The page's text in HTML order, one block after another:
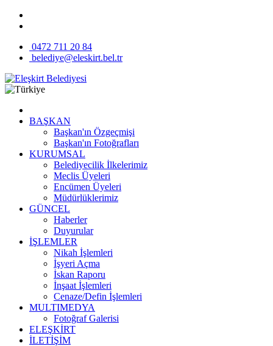
0472 711 20 84
belediye@eleskirt.bel.tr
BAŞKAN
Başkan'ın Özgeçmişi
Başkan'ın Fotoğrafları
KURUMSAL
Belediyecilik İlkelerimiz
Meclis Üyeleri
Encümen Üyeleri
Müdürlüklerimiz
GÜNCEL
Haberler
Duyurular
İŞLEMLER
Nikah İşlemleri
İşyeri Açma
İskan Raporu
İnşaat İşlemleri
Cenaze/Defin İşlemleri
MULTIMEDYA
Fotoğraf Galerisi
ELEŞKİRT
İLETİŞİM